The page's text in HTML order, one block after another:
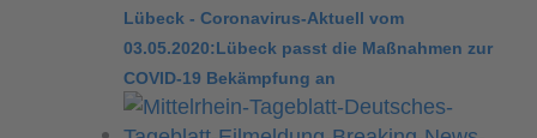
Lübeck - Coronavirus-Aktuell vom
03.05.2020:Lübeck passt die Maßnahmen zur
COVID-19 Bekämpfung an